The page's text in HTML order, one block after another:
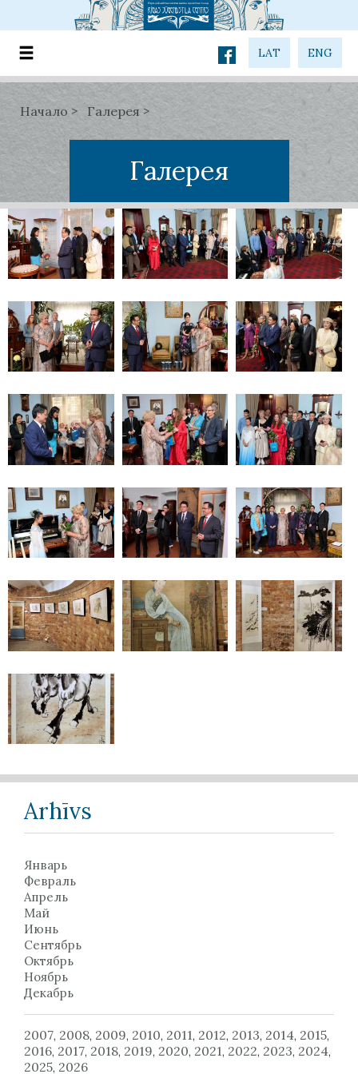
LAT ENG
Начало Галерея
Галерея
Arhīvs
Январь
Февраль
Апрель
Май
Июнь
Сентябрь
Октябрь
Ноябрь
Декабрь
2007, 2008, 2009, 2010, 2011, 2012, 2013, 2014, 2015,
2016, 2017, 2018, 2019, 2020, 2021, 2022, 2023, 2024,
2025, 2026